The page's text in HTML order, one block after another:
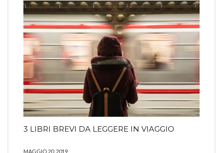
3 LIBRI BREVI DA LEGGERE IN VIAGGIO
MAGGIO 20, 2019